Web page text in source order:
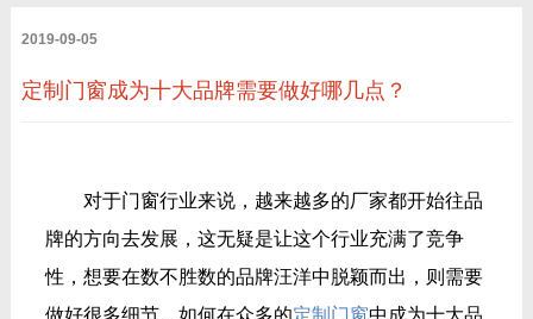
2019-09-05
定制门窗成为十大品牌需要做好哪几点？
对于门窗行业来说，越来越多的厂家都开始往品
牌的方向去发展，这无疑是让这个行业充满了竞争
性，想要在数不胜数的品牌汪洋中脱颖而出，则需要
做好很多细节。如何在众多的定制门窗中成为十大品